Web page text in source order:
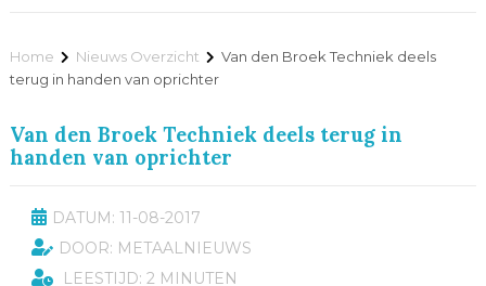
Home Nieuws Overzicht
Van den Broek Techniek deels
terug in handen van oprichter
Van den Broek Techniek deels terug in
handen van oprichter
DATUM: 11-08-2017
DOOR: METAALNIEUWS
LEESTIJD: 2 MINUTEN